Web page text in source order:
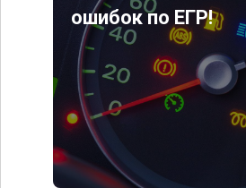
ошибок по ЕГР!